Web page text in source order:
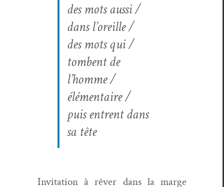
des mots aus­si /
dans l’oreille /
des mots qui /
tombent de
l’homme /
élémentaire /
puis entrent dans
sa tête
Invi­ta­tion à rêver dans la marge